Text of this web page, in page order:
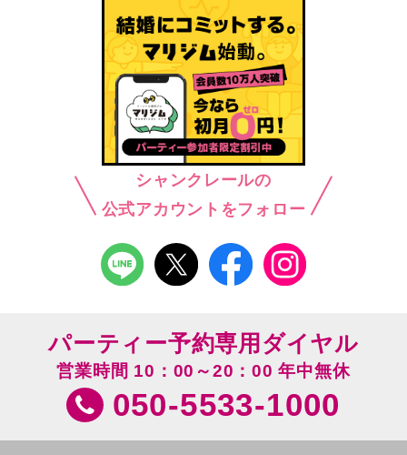
シャンクレールの
公式アカウントをフォロー
パーティー予約専用ダイヤル
営業時間 10：00～20：00 年中無休
050-5533-1000